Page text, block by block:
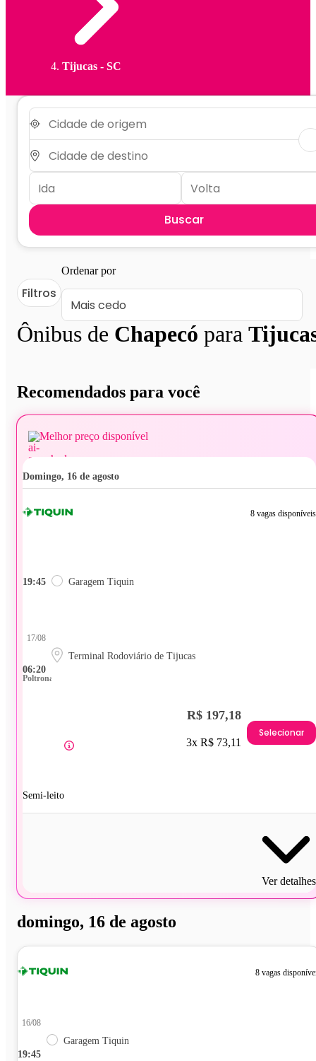
Tijucas - SC
Buscar
Ônibus de Chapecó para
Filtros
Ordenar por
Recomendados para você
Melhor preço disponível
domingo, 16 de agosto
8 vagas disponíveis
19:45 Garagem Tiquin
06:20
17/08
Terminal Rodoviário de Tijucas
Poltrona
Semi-leito
R$ 197,18
3x R$ 73,11
Selecionar
Ver detalhes
domingo, 16 de agosto
8 vagas
19:45
16/08
Garagem Tiquin